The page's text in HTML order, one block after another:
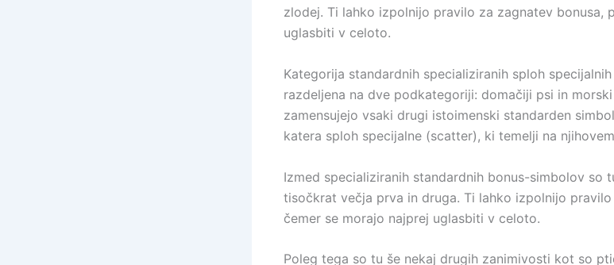
zlodej. Ti lahko izpolnijo pravilo za zagnatev bonusa,
uglasbiti v celoto.
Kategorija standardnih specializiranih sploh
razdeljena na dve podkategoriji: domačiji psi in
zamensujejo vsaki drugi istoimenski standarden
katera sploh specijalne (scatter), ki temelji na
Izmed specializiranih standardnih bonus-simbolov so
tisočkrat večja prva in druga. Ti lahko izpolnijo
čemer se morajo najprej uglasbiti v celoto.
Poleg tega so tu še nekaj drugih zanimivosti kot so